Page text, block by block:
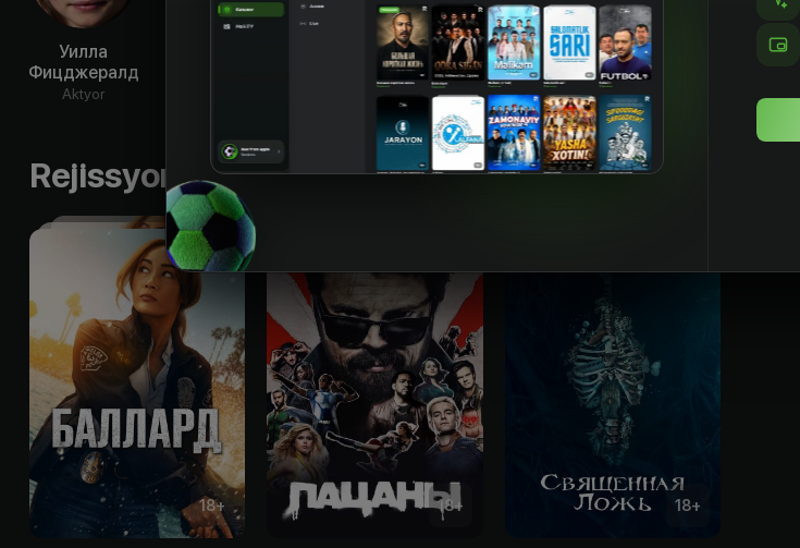
Уилла
Фицджералд
Aktyor
Джек Бэннон
Джесси
Ашер
Aktyor
Jessy Yates
Aktyor
Челси
Rejissyorning boshqa ishlari
18+ 18+ 18+